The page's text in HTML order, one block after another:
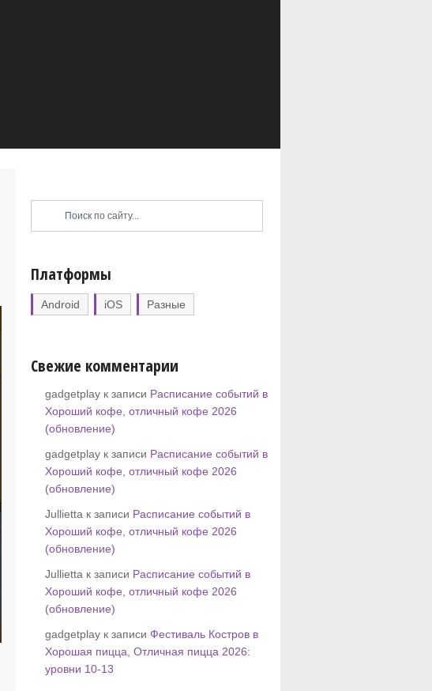
Платформы
Android iOS Разные
Свежие комментарии
gadgetplay к записи Расписание событий в
Хороший кофе, отличный кофе 2026
(обновление)
gadgetplay к записи Расписание событий в
Хороший кофе, отличный кофе 2026
(обновление)
Jullietta к записи Расписание событий в
Хороший кофе, отличный кофе 2026
(обновление)
Jullietta к записи Расписание событий в
Хороший кофе, отличный кофе 2026
(обновление)
gadgetplay к записи Фестиваль Костров в
Хорошая пицца, Отличная пицца 2026:
уровни 10-13